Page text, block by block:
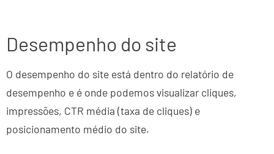
Desempenho do site
O desempenho do site está dentro do relatório de
desempenho e é onde podemos visualizar cliques,
impressões, CTR média (taxa de cliques) e
posicionamento médio do site.